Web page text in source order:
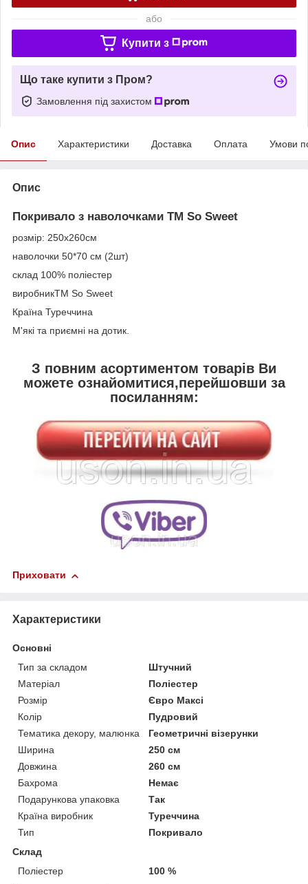
або
Купити з
Що таке купити з Пром?
Замовлення під захистом
Опис Характеристики Доставка Оплата Умови
Опис
Покривало з наволочками TM So Sweet
розмір: 250x260см
наволочки 50*70 см (2шт)
склад 100% поліестер
виробникTM So Sweet
Країна Туреччина
М'які та приємні на дотик.
З повним асортиментом товарів Ви
можете ознайомитися,перейшовши за
посиланням:
Приховати
Характеристики
Основні
Тип за складом
Штучний
Матеріал
Поліестер
Розмір
Євро Максі
Колір
Пудровий
Тематика декору, малюнка
Геометричні візерунки
Ширина
250 см
Довжина
260 см
Бахрома
Немає
Подарункова упаковка
Так
Країна виробник
Туреччина
Тип
Покривало
Склад
Поліестер
100 %